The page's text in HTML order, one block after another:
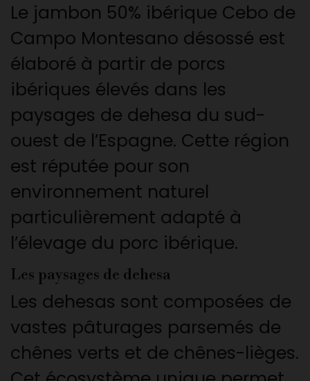
Le jambon 50% ibérique Cebo de
Campo Montesano désossé est
élaboré à partir de porcs
ibériques élevés dans les
paysages de dehesa du sud-
ouest de l’Espagne. Cette région
est réputée pour son
environnement naturel
particulièrement adapté à
l’élevage du porc ibérique.
Les paysages de dehesa
Les dehesas sont composées de
vastes pâturages parsemés de
chênes verts et de chênes-lièges.